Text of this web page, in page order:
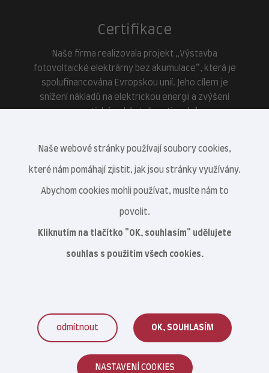
Certifikace
Naše firma realizovala projekt „Výstavba
fotovoltaické elektrárny bez akumulace“, která je
spolufinancována Evropskou unií. Jeho cílem je
snížení nákladů na elektrickou energii a zvýšení
Veterinární centrum s.r.o. © 2021–2026
Naše webové stránky používají soubory cookies,
které nám pomáhají zjistit, jak jsou stránky využívány.
Abychom cookies mohli používat, musíte nám to
povolit.
Kliknutím na tlačítko "OK, souhlasím" udělujete
souhlas s použitím všech cookies.
odmítnout OK, SOUHLASÍM
NASTAVENÍ COOKIES